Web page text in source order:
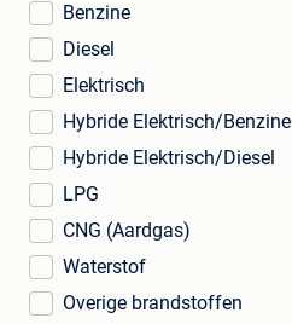
Benzine
Diesel
Elektrisch
Hybride Elektrisch/Benzine
Hybride Elektrisch/Diesel
LPG
CNG (Aardgas)
Waterstof
Overige brandstoffen